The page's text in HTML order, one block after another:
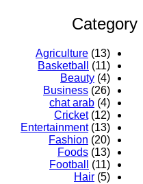
Category
Agriculture (13)
Basketball
(11)
Beauty (4)
Business (26)
chat arab (4)
Cricket(12)
Entertainment(13)
Fashion (20)
Foods (13)
Football
(11)
Hair (5)